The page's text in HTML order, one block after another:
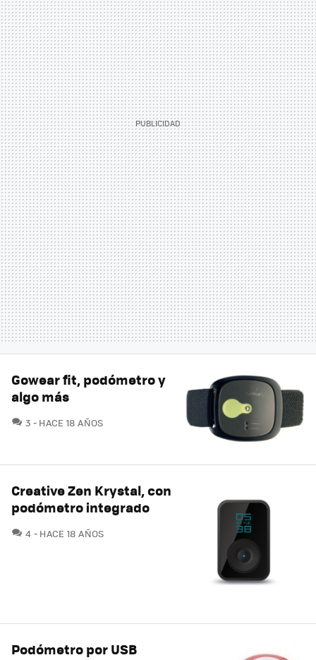
Gowear fit, podómetro y
algo más
3 COMENTARIOS
HACE 18 AÑOS
Creative Zen Krystal, con
podómetro integrado
4 COMENTARIOS
HACE 18 AÑOS
Podómetro por USB